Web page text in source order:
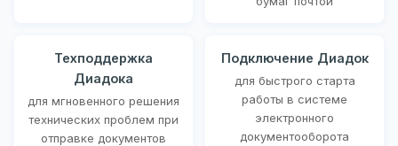
Техподдержка
Диадока
для мгновенного решения
технических проблем при
отправке документов
Подключение Диадок
для быстрого старта
работы в системе
электронного
документооборота